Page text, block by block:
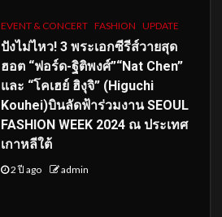
EVENT & CONCERT FASHION UPDATE
ปังไม่ไหว! 3 พระเอกซีรีส์วายสุด
ฮอต “ฟอร์ด-ฐิติพงศ์”“Nat Chen”
และ “โคเฮย์ ฮิงุจิ” (Higuchi
Kouhei)บินลัดฟ้าร่วมงาน SEOUL
FASHION WEEK 2024 ณ ประเทศ
เกาหลีใต้
2 ปี ago admin